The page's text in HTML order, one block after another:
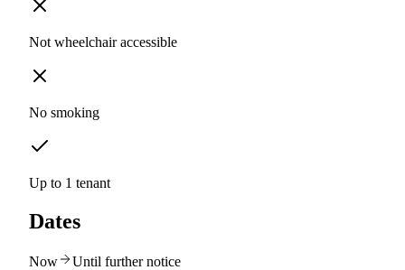
Not wheelchair accessible
No smoking
Up to 1 tenant
Dates
Now Until further notice